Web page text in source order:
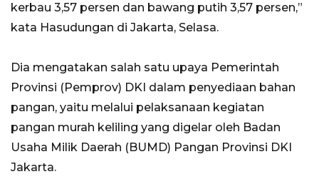
kerbau 3,57 persen dan bawang putih 3,57 persen,”
kata Hasudungan di Jakarta, Selasa.
Dia mengatakan salah satu upaya Pemerintah
Provinsi (Pemprov) DKI dalam penyediaan bahan
pangan, yaitu melalui pelaksanaan kegiatan
pangan murah keliling yang digelar oleh Badan
Usaha Milik Daerah (BUMD) Pangan Provinsi DKI
Jakarta.